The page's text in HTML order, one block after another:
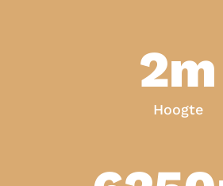
2m
Hoogte